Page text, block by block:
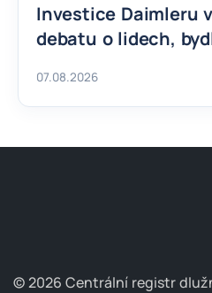
Investice Daimleru
debatu o lidech,
07.08.2026
© 2026 Centrální registr